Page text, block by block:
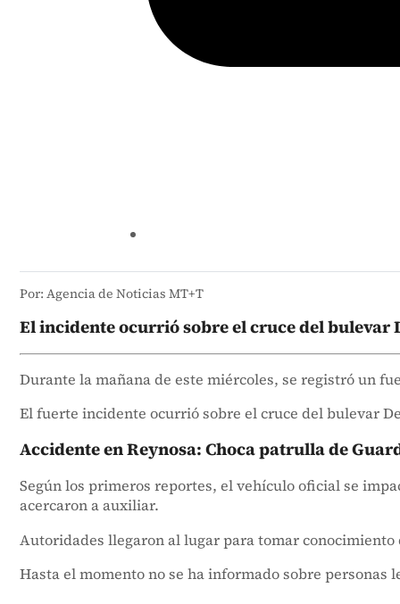
Por: Agencia de Noticias MT+T
El incidente ocurrió sobre el cruce del bulevar
Durante la mañana de este miércoles, se registró un
El fuerte incidente ocurrió sobre el cruce del bulevar
Accidente en Reynosa: Choca patrulla de
Según los primeros reportes, el vehículo oficial se
acercaron a auxiliar.
Autoridades llegaron al lugar para tomar
Hasta el momento no se ha informado sobre personas